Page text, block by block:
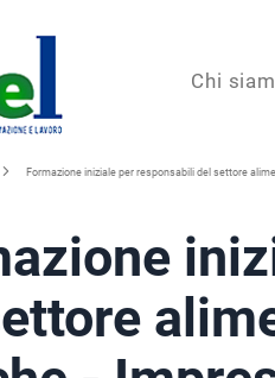
Chi
Formazione iniziale per responsabili del settore